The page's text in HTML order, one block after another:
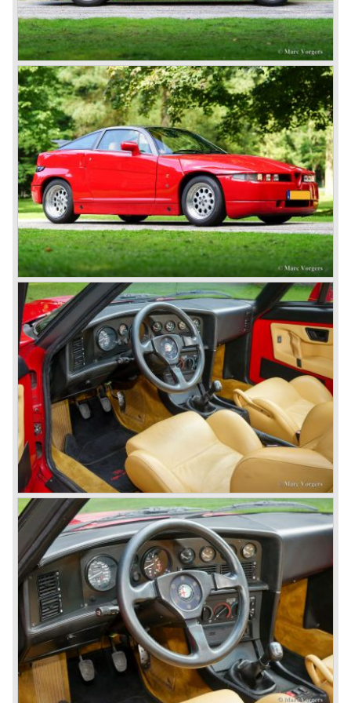
daar helaas weinig meer aan. Aan de racerij werd reeds
decennia niet meer deelgenomen en de Alfetta serie als
opvolger van de Giulia serie verkocht niet erg best.
Door het Alfasud avontuur, met gebruikmaking van slecht
staal voor de carrosserieën, vergooide Alfa Romeo haar
faam in de ogen van de consument. De Alfasud roestte, bij
wijze van spreken, al in de folder en het heeft Alfa Romeo
tien jaar gekost om het zwaar gekreukte imago op te
vijzelen. De Alfasud was overigens een zeer fraaie auto
met excellente rijeigenschappen en niet te versmaden
techniek waarvan er tot 1987 meer dan 1 miljoen werden
verkocht.
In de jaren tachtig ging het erg slecht met Alfa Romeo en
het bedrijf werd in 1987 overgenomen door Fiat.
Met de komst van de Alfa Romeo typen 33, 75 en 164
heeft men bij Alfa Romeo nog lang strijd gevoerd om
kwalitatief op niveau van de concurrentie te komen wat
helaas niet gelukt is; hoewel liefhebbers de auto's toch
bleven kopen.
Pas de laatste jaren begint Alfa Romeo weer een beetje
van haar glans terug te krijgen, de Spider en GTV van de
jaren negentig waren een schot in de roos en de 145, 146
en 155 typen waren aanzetten om weer een rol van
betekenis te gaan spelen in het middenklasse segment.
De daaropvolgende 156, 166 en 147 zetten Alfa Romeo
weer echt op de verlanglijst van menig autoliefhebber.
© Marc Vorgers